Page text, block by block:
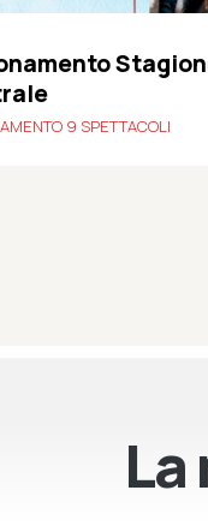
9 SPETTACOLI